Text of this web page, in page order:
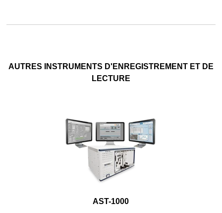
AUTRES INSTRUMENTS D'ENREGISTREMENT ET DE
LECTURE
AST-1000